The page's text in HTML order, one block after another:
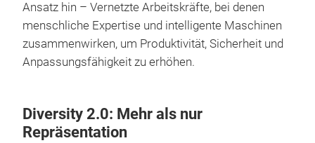
Ansatz hin – Vernetzte Arbeitskräfte, bei denen
menschliche Expertise und intelligente Maschinen
zusammenwirken, um Produktivität, Sicherheit und
Anpassungsfähigkeit zu erhöhen.
Diversity 2.0: Mehr als nur
Repräsentation